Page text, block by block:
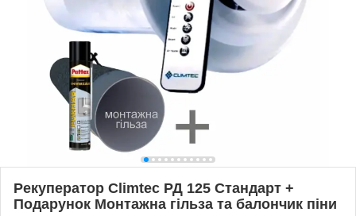
Рекуператор Climtec РД 125 Стандарт +
Подарунок Монтажна гільза та балончик піни